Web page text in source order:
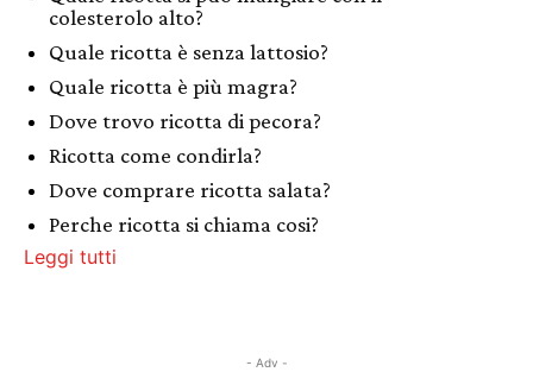
colesterolo alto?
Quale ricotta è senza lattosio?
Quale ricotta è più magra?
Dove trovo ricotta di pecora?
Ricotta come condirla?
Dove comprare ricotta salata?
Perche ricotta si chiama cosi?
Leggi tutti
- Adv -